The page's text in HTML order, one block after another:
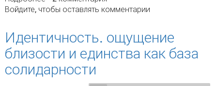
капитала.детерминанты доверия
Войдите, чтобы оставлять комментарии
Идентичность. ощущение
близости и единства как база
солидарности